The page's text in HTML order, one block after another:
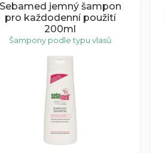
Sebamed jemný šampon
pro každodenní použití
200ml
Šampony podle typu vlasů